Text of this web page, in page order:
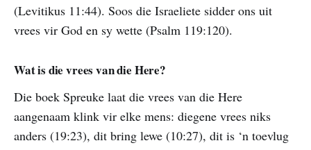
(Levitikus 11:44). Soos die Israeliete sidder ons uit
vrees vir God en sy wette (Psalm 119:120).
Wat is die vrees van die Here?
Die boek Spreuke laat die vrees van die Here
aangenaam klink vir elke mens: diegene vrees niks
anders (19:23), dit bring lewe (10:27), dit is ‘n toevlug